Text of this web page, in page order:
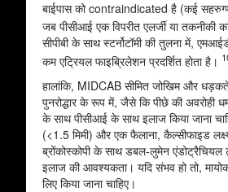
बाईपास को contraindicated है (कई
जब पीसीआई एक विपरीत एलर्जी या
सीपीबी के साथ स्टर्नोटॉमी की तुलना में,
कम एट्रियल फाइब्रिलेशन प्रदर्शित होता है।
हालांकि, MIDCAB सीमित जोखिम और
पुनरोद्धार के रूप में, जैसे कि पीछे की अवरोही
के साथ पीसीआई के साथ इलाज किया जाना
(<1.5 मिमी) और एक फैलाना, कैल्सीफाइड
ब्रोंकोस्कोपी के साथ डबल-लुमेन एंडोट्रैचियल
इलाज की आवश्यकता। यदि संभव हो तो,
लिए किया जाना चाहिए।